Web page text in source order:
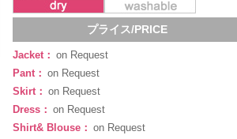
プライス/PRICE
Jacket： on Request
Pant： on Request
Skirt： on Request
Dress： on Request
Shirt& Blouse： on Request